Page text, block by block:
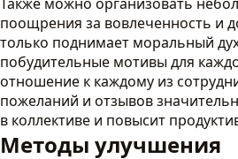
поощрения за вовлеченность и
только поднимает моральный
побудительные мотивы для
отношение к каждому из
пожеланий и отзывов
в коллективе и повысит
Методы улучшения